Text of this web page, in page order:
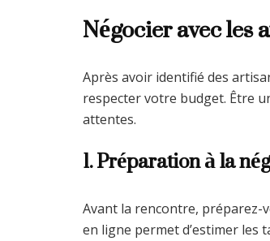
Négocier avec
Après avoir identifié des
respecter votre budget. Être
attentes.
1. Préparation à la
Avant la rencontre, préparez-
en ligne permet d’estimer les